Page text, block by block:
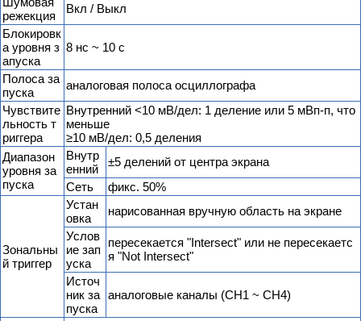
режекция
Вкл / Выкл
Блокировк
а уровня з
апуска
8 нс ~ 10 с
Полоса за
пуска
аналоговая полоса осциллографа
Чувствите
льность т
риггера
Внутренний <10 мВ/дел: 1 деление или 5 мВп-п, что
меньше
≥10 мВ/дел: 0,5 деления
Диапазон
уровня за
пуска
Внутр
енний
±5 делений от центра экрана
Сеть
фикс. 50%
Зональны
й триггер
Устан
овка
нарисованная вручную область на экране
Услов
ие зап
уска
пересекается "Intersect" или не пересекаетс
я "Not Intersect"
Источ
ник за
пуска
аналоговые каналы (CH1 ~ CH4)